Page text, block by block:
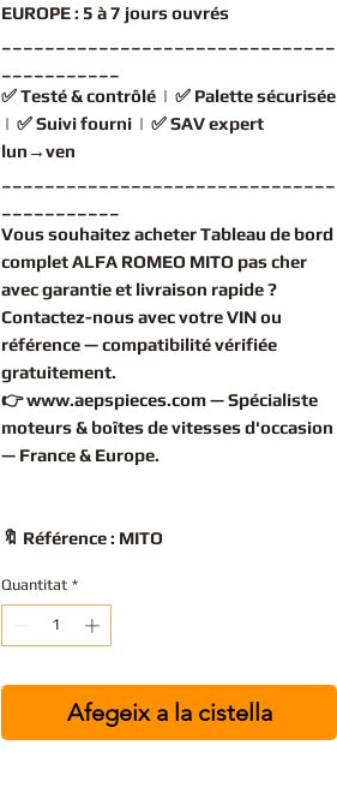
EUROPE : 5 à 7 jours ouvrés
✅Testé & contrôlé | ✅ Palette sécurisée
| ✅Suivi fourni | ✅SAV expert
lun→ven
Vous souhaitez acheter Tableau de bord
complet ALFA ROMEO MITO pas cher
avec garantie et livraison rapide ?
Contactez-nous avec votre VIN ou
référence — compatibilité vérifiée
gratuitement.
👉www.aepspieces.com— Spécialiste
moteurs & boîtes de vitesses d'occasion
— France & Europe.
🔖 Référence : MITO
Quantitat *
Afegeix a la cistella